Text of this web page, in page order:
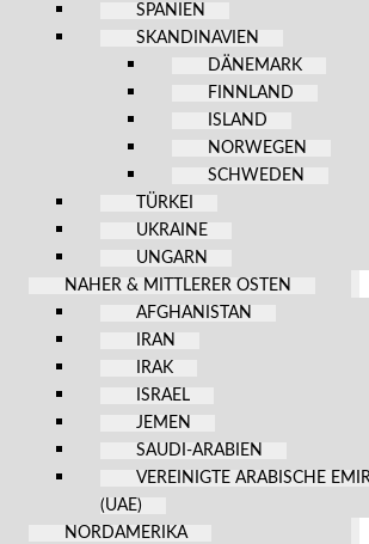
SPANIEN
SKANDINAVIEN
DÄNEMARK
FINNLAND
ISLAND
NORWEGEN
SCHWEDEN
TÜRKEI
UKRAINE
UNGARN
NAHER & MITTLERER OSTEN
AFGHANISTAN
IRAN
IRAK
ISRAEL
JEMEN
SAUDI-ARABIEN
VEREINIGTE ARABISCHE
(UAE)
NORDAMERIKA